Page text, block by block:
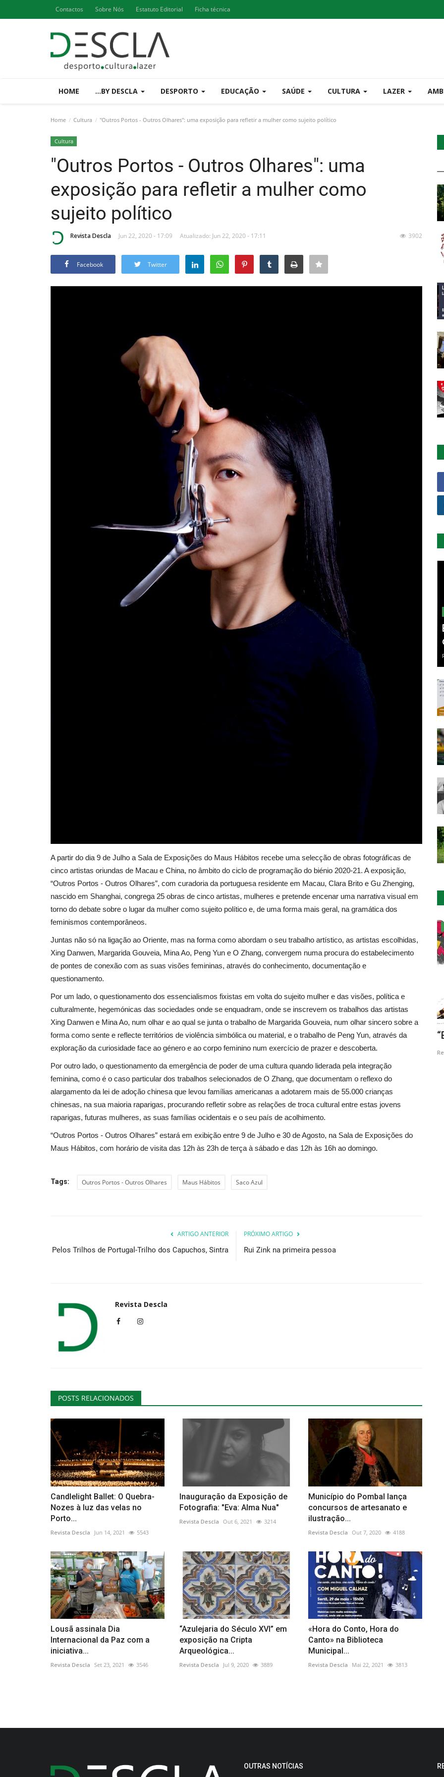
Contactos Sobre Nós Estatuto Editorial Ficha técnica
HOME ...BY DESCLA DESPORTO EDUCAÇÃO SAÚDE CULTURA LAZER
Home Cultura "Outros Portos - Outros Olhares": uma exposição para refletir a mulher como sujeito político
Cultura
"Outros Portos - Outros Olhares": uma
exposição para refletir a mulher como
sujeito político
Revista Descla Jun 22, 2020 - 17:09 Atualizado: Jun 22, 2020 - 17:11 3902
Facebook Twitter
A partir do dia 9 de Julho a Sala de Exposições do Maus Hábitos recebe uma selecção de obras fotográficas de
cinco artistas oriundas de Macau e China, no âmbito do ciclo de programação do biénio 2020-21. A exposição,
“Outros Portos - Outros Olhares”, com curadoria da portuguesa residente em Macau, Clara Brito e Gu Zhenging,
nascido em Shanghai, congrega 25 obras de cinco artistas, mulheres e pretende encenar uma narrativa visual em
torno do debate sobre o lugar da mulher como sujeito político e, de uma forma mais geral, na gramática dos
feminismos contemporâneos.
Juntas não só na ligação ao Oriente, mas na forma como abordam o seu trabalho artístico, as artistas escolhidas,
Xing Danwen, Margarida Gouveia, Mina Ao, Peng Yun e O Zhang, convergem numa procura do estabelecimento
de pontes de conexão com as suas visões femininas, através do conhecimento, documentação e
questionamento.
Por um lado, o questionamento dos essencialismos fixistas em volta do sujeito mulher e das visões, política e
culturalmente, hegemónicas das sociedades onde se enquadram, onde se inscrevem os trabalhos das artistas
Xing Danwen e Mina Ao, num olhar e ao qual se junta o trabalho de Margarida Gouveia, num olhar sincero sobre a
forma como sente e reflecte territórios de violência simbólica ou material, e o trabalho de Peng Yun, através da
exploração da curiosidade face ao género e ao corpo feminino num exercício de prazer e descoberta.
Por outro lado, o questionamento da emergência de poder de uma cultura quando liderada pela integração
feminina, como é o caso particular dos trabalhos selecionados de O Zhang, que documentam o reflexo do
alargamento da lei de adoção chinesa que levou famílias americanas a adotarem mais de 55.000 crianças
chinesas, na sua maioria raparigas, procurando refletir sobre as relações de troca cultural entre estas jovens
raparigas, futuras mulheres, as suas famílias ocidentais e o seu país de acolhimento.
“Outros Portos - Outros Olhares” estará em exibição entre 9 de Julho e 30 de Agosto, na Sala de Exposições do
Maus Hábitos, com horário de visita das 12h às 23h de terça à sábado e das 12h às 16h ao domingo.
Tags: Outros Portos - Outros Olhares Maus Hábitos Saco Azul
ARTIGO ANTERIOR
Pelos Trilhos de Portugal-Trilho dos Capuchos, Sintra
PRÓXIMO ARTIGO
Rui Zink na primeira pessoa
Revista Descla
POSTS RELACIONADOS
Candlelight Ballet: O Quebra-
Nozes à luz das velas no
Porto...
Revista Descla Jun 14, 2021 5543
Inauguração da Exposição de
Fotografia: "Eva: Alma Nua"
Revista Descla Out 6, 2021 3214
Município do Pombal lança
concursos de artesanato e
ilustração...
Revista Descla Out 7, 2020 4188
Lousã assinala Dia
Internacional da Paz com a
iniciativa...
Revista Descla Set 23, 2021 3546
“Azulejaria do Século XVI” em
exposição na Cripta
Arqueológica...
Revista Descla Jul 9, 2020 3889
«Hora do Conto, Hora do
Canto» na Biblioteca
Municipal...
Revista Descla Mai 22, 2021 3813
Cultura
PORTUGAL AIR SUMMIT com novo
formato e posicionamento europeu
Revista Descla Mar 6, 2023 2477
Marlene Monteiro Freitas regressa ao
D. Maria II para mergulhar...
Revista Descla Abr 8, 2022 2979
OUTRAS NOTÍCIAS